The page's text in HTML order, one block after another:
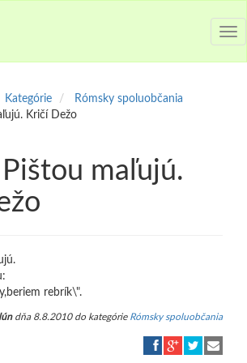
Kategórie
Rómsky spoluobčania
Kričí Dežo
Pištou maľujú.
rebrík\".
dňa 8.8.2010 do kategórie Rómsky spoluobčania